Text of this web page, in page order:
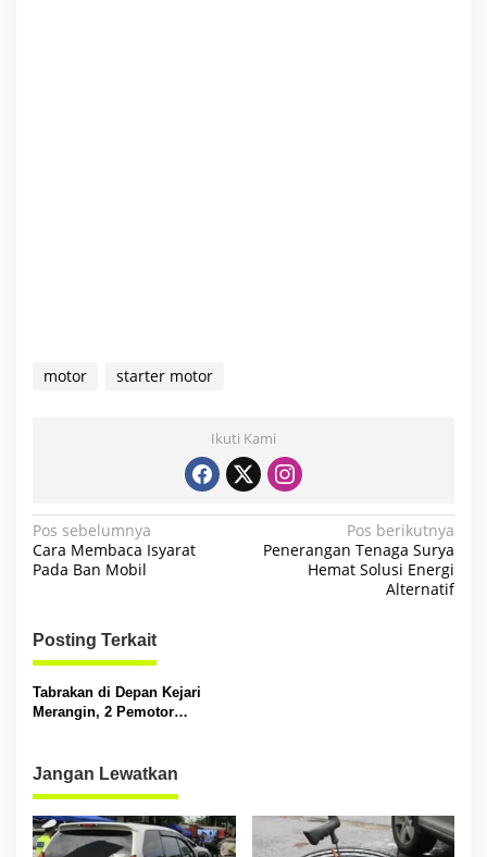
motor starter motor
Ikuti Kami
N
a
i
g
a
s
p
o
s
Pos sebelumnya
Cara Membaca Isyarat
Pada Ban Mobil
Pos berikutnya
Penerangan Tenaga Surya
Hemat Solusi Energi
Alternatif
Posting Terkait
Tabrakan di Depan Kejari
Merangin, 2 Pemotor
Jangan Lewatkan